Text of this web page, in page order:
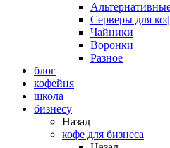
Серверы для
Чайники
Воронки
Разное
блог
кофейня
школа
бизнесу
Назад
кофе для бизнеса